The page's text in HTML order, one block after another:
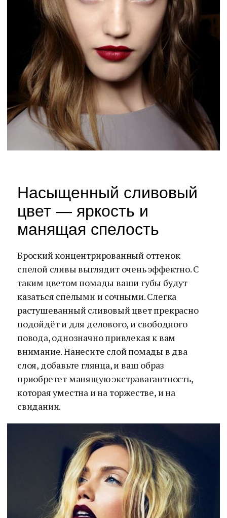
Насыщенный сливовый
цвет — яркость и
манящая спелость
Броский концентрированный оттенок
спелой сливы выглядит очень эффектно. С
таким цветом помады ваши губы будут
казаться спелыми и сочными. Слегка
растушеванный сливовый цвет прекрасно
подойдёт и для делового, и свободного
повода, однозначно привлекая к вам
внимание. Нанесите слой помады в два
слоя, добавьте глянца, и ваш образ
приобретет манящую экстравагантность,
которая уместна и на торжестве, и на
свидании.